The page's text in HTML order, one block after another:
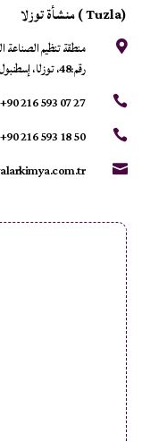
(Tuzla ) منشأة توزلا

رقم:48، توزلا، إسطنبول، تركيا.

+90 216 593 07 27

+90 216 593 18 50
